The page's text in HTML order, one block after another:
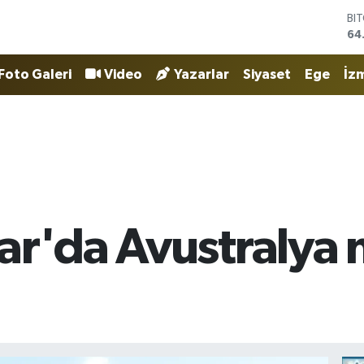
Foto Galeri Video Yazarlar Siyaset Ege
Avustralya